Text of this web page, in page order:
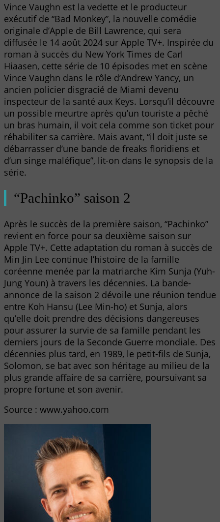
Vince Vaughn est la vedette et le producteur
exécutif de “Bad Monkey”, la nouvelle comédie
originale d’Apple de Bill Lawrence, qui sera
diffusée le 14 août 2024 sur Apple TV+. Inspirée du
roman à succès du New York Times de Carl
Hiaasen, cette série de 10 épisodes met en scène
Vince Vaughn dans le rôle d’Andrew Yancy, un
ancien policier disgracié de Miami devenu
inspecteur de la santé aux Keys. Lorsqu’il découvre
un possible meurtre après qu’un touriste a pêché
un bras humain, il voit cela comme son ticket pour
réhabiliter sa carrière. Mais avant, “il doit juste se
débarrasser d’une bande de freaks floridiens et
d’un singe maléfique”, lit-on dans le synopsis de la
série.
“Pachinko” saison 2
Après le succès de la première saison, “Pachinko”
revient en force pour sa deuxième saison sur
Apple TV+. Cette adaptation du roman à succès de
Min Jin Lee continue l’histoire de la famille
coréenne menée par la matriarche Kim Sunja (Yuh-
Jung Youn) à travers les décennies. La bande-
annonce de la saison 2 dévoile une réunion tendue
entre Koh Hansu (Lee Min-ho) et Sunja, alors
qu’elle doit prendre des décisions dangereuses
pour assurer la survie de sa famille pendant les
derniers jours de la Seconde Guerre mondiale. Des
décennies plus tard, en 1989, le petit-fils de Sunja,
Solomon, se bat avec son héritage au milieu de la
plus grande affaire de sa carrière, poursuivant sa
propre fortune et son avenir.
Source : www.yahoo.com